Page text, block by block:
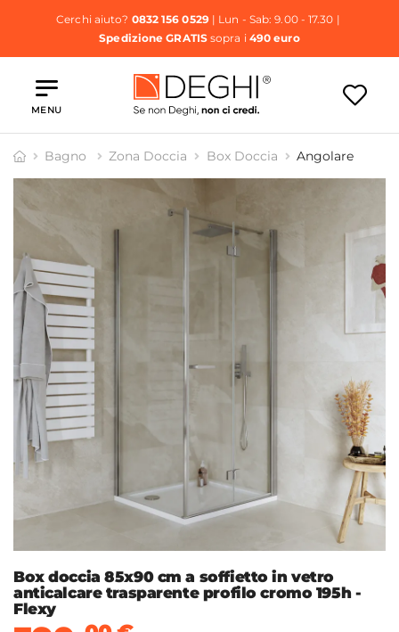
Cerchi aiuto? 0832 156 0529| Lun - Sab: 9.00 - 17.30 |
Spedizione GRATISsopra i 490 euro
MENU
Bagno Zona Doccia Box Doccia Angolare
Box doccia 85x90 cm a soffietto in vetro
anticalcare trasparente profilo cromo 195h -
Flexy